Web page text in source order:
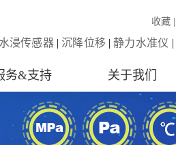
收藏
水浸传感器 | 沉降位移 |静力水准仪 |
务&支持 关于我们